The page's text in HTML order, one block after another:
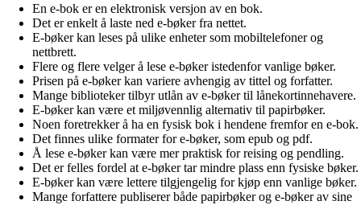
En e-bok er en elektronisk versjon av en bok.
Det er enkelt å laste ned e-bøker fra nettet.
E-bøker kan leses på ulike enheter som mobiltelefoner og
nettbrett.
Flere og flere velger å lese e-bøker istedenfor vanlige bøker.
Prisen på e-bøker kan variere avhengig av tittel og forfatter.
Mange biblioteker tilbyr utlån av e-bøker til lånekortinnehavere.
E-bøker kan være et miljøvennlig alternativ til papirbøker.
Noen foretrekker å ha en fysisk bok i hendene fremfor en e-bok.
Det finnes ulike formater for e-bøker, som epub og pdf.
Å lese e-bøker kan være mer praktisk for reising og pendling.
Det er felles fordel at e-bøker tar mindre plass enn fysiske bøker.
E-bøker kan være lettere tilgjengelig for kjøp enn vanlige bøker.
Mange forfattere publiserer både papirbøker og e-bøker av sine